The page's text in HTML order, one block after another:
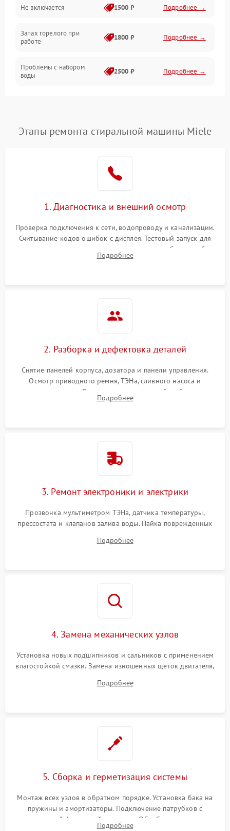
Не включается 1500 ₽ Подробнее →
Запах горелого при
работе
1800 ₽ Подробнее →
Проблемы с набором
воды
2500 ₽ Подробнее →
Замена платы управления Подробнее →
Этапы ремонта стиральной машины Miele
1. Диагностика и внешний осмотр
Проверка подключения к сети, водопроводу и канализации.
Считывание кодов ошибок с дисплея. Тестовый запуск для
выявления посторонних шумов, протечек или сбоев в работе
электронного модуля управления.
Подробнее
2. Разборка и дефектовка деталей
Снятие панелей корпуса, дозатора и панели управления.
Осмотр приводного ремня, ТЭНа, сливного насоса и
амортизаторов. Проверка подшипников барабана и
крестовины на износ, а манжеты люка на разрывы.
Подробнее
3. Ремонт электроники и электрики
Прозвонка мультиметром ТЭНа, датчика температуры,
прессостата и клапанов залива воды. Пайка поврежденных
Восстановление целостности проводки и контактов.
Подробнее
4. Замена механических узлов
Установка новых подшипников и сальников с применением
влагостойкой смазки. Замена изношенных щеток двигателя,
или поврежденной резиновой манжеты.
Подробнее
5. Сборка и герметизация системы
Монтаж всех узлов в обратном порядке. Установка бака на
пружины и амортизаторы. Подключение патрубков с
надежной фиксацией хомутами. Обработка стыков
Подробнее